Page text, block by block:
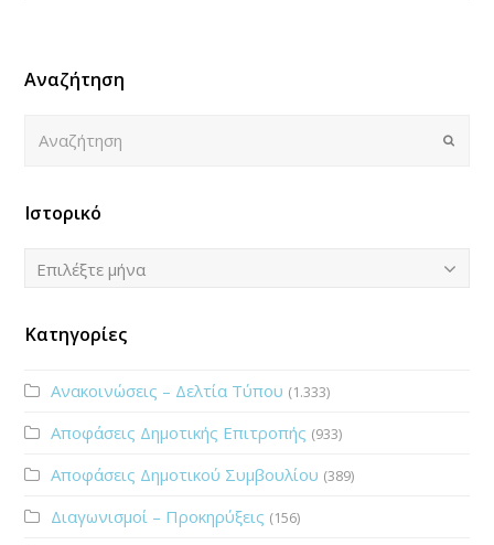
Αναζήτηση
Submit
Ιστορικό
Ιστορικό
Επιλέξτε μήνα
Κατηγορίες
Ανακοινώσεις – Δελτία Τύπου (1.333)
Αποφάσεις Δημοτικής Επιτροπής (933)
Αποφάσεις Δημοτικού Συμβουλίου (389)
Διαγωνισμοί – Προκηρύξεις (156)